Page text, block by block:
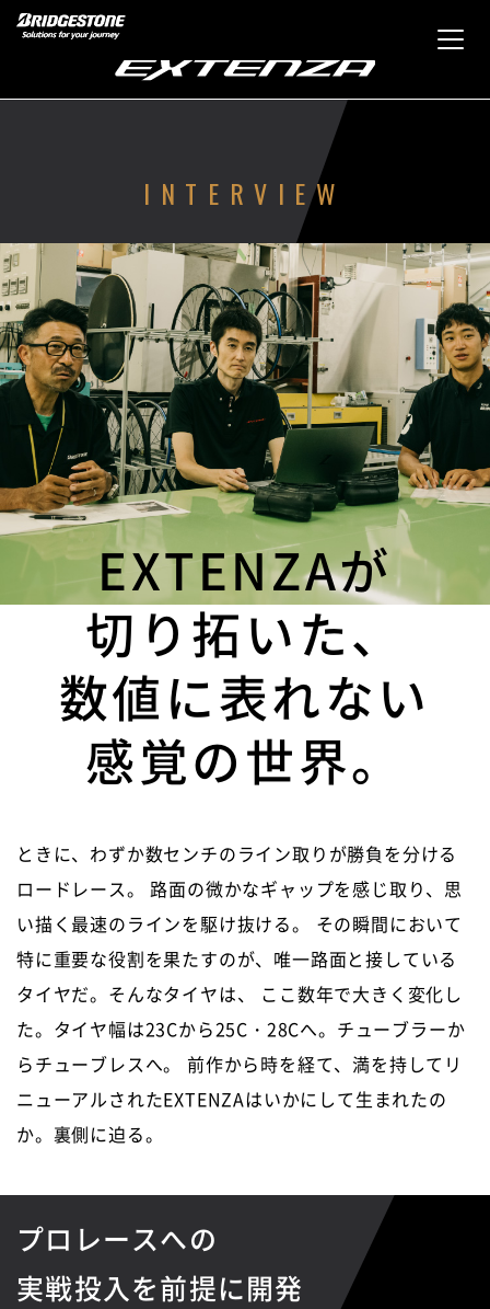
INTERVIEW
EXTENZAが
切り拓いた、
数値に表れない
感覚の世界。
ときに、わずか数センチのライン取りが勝負を分ける
ロードレース。
路面の微かなギャップを感じ取り、思
い描く最速のラインを駆け抜ける。
その瞬間において
特に重要な役割を果たすのが、唯一路面と接している
タイヤだ。そんなタイヤは、
ここ数年で大きく変化し
た。タイヤ幅は23Cから25C・28Cへ。チューブラーか
らチューブレスへ。
前作から時を経て、満を持してリ
ニューアルされたEXTENZAはいかにして生まれたの
か。裏側に迫る。
プロレースへの
実戦投入を前提に開発